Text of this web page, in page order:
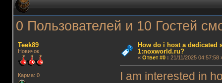
0 Пользователей и 10 Гостей
Teek89
Новичок
Карма: 0
How do i host a dedicated
1:noxworld.ru?
« Ответ #0: 21/11/2025 04:57:58
I am interested in